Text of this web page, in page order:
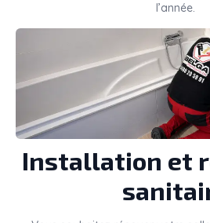
l’année.
Installation et